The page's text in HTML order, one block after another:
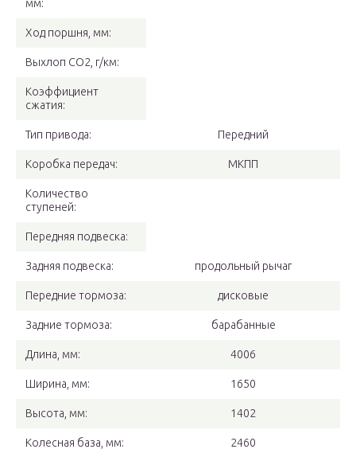
мм:
Ход поршня, мм:
Выхлоп CO2, г/км:
Коэффициент
сжатия:
Тип привода: Передний
Коробка передач: МКПП
Количество
ступеней:
Передняя подвеска:
Задняя подвеска: продольный рычаг
Передние тормоза: дисковые
Задние тормоза: барабанные
Длина, мм: 4006
Ширина, мм: 1650
Высота, мм: 1402
Колесная база, мм: 2460